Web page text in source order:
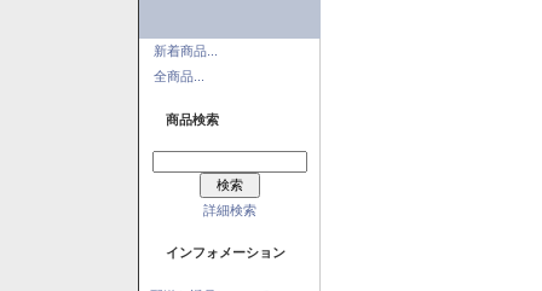
新着商品...
全商品...
商品検索
詳細検索
インフォメーション